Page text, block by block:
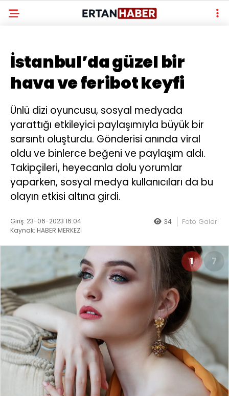
İstanbul’da güzel bir
hava ve feribot keyfi
Ünlü dizi oyuncusu, sosyal medyada
yarattığı etkileyici paylaşımıyla büyük bir
sarsıntı oluşturdu. Gönderisi anında viral
oldu ve binlerce beğeni ve paylaşım aldı.
Takipçileri, heyecanla dolu yorumlar
yaparken, sosyal medya kullanıcıları da bu
olayın etkisi altına girdi.
Giriş: 23-06-2023 16:04
Kaynak: HABER MERKEZİ
34 Foto Galeri
1 7